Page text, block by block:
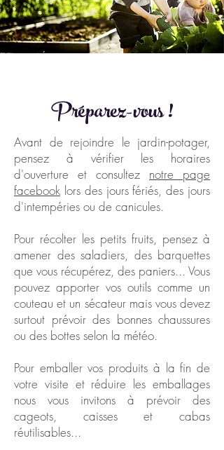
Préparez-vous !
Avant de rejoindre le jardin-potager,
pensez à vérifier les horaires
d'ouverture et consultez notre page
facebook lors des jours fériés, des jours
d'intempéries ou de canicules.
Pour récolter les petits fruits, pensez à
amener des saladiers, des barquettes
que vous récupérez, des paniers... Vous
pouvez apporter vos outils comme un
couteau et un sécateur mais vous devez
surtout prévoir des bonnes chaussures
ou des bottes selon la météo.
Pour emballer vos produits à la fin de
votre visite et réduire les emballages
nous vous invitons à prévoir des
cageots, caisses et cabas
réutilisables...